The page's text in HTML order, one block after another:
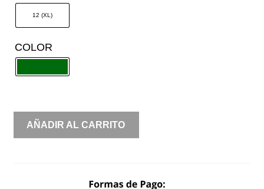
12 (XL)
COLOR
TIRANTES
BRILLOS
AÑADIR AL CARRITO